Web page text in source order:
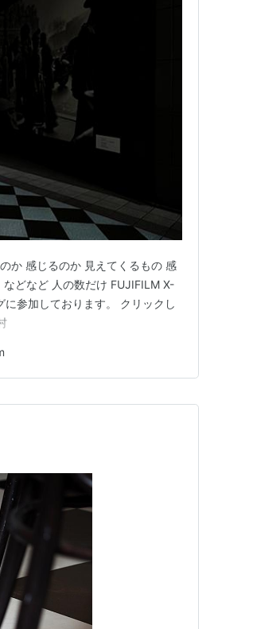
か 感じるのか 見えてくるもの 感
どなど 人の数だけ FUJIFILM X-
参加しております。 クリックし